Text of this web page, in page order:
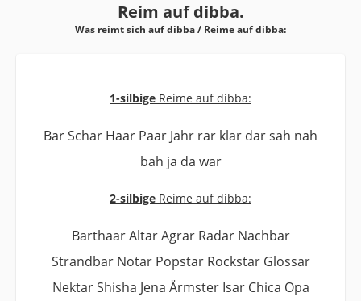
Reim aufdibba.
Was reimt sich auf dibba / Reime aufdibba:
1-silbige Reime auf dibba:
Bar Schar Haar Paar Jahr rar klar dar sah nah
bah ja da war
2-silbige Reime auf dibba:
Barthaar Altar Agrar Radar Nachbar
Strandbar Notar Popstar Rockstar Glossar
Nektar Shisha Jena Ärmster Isar Chica Opa